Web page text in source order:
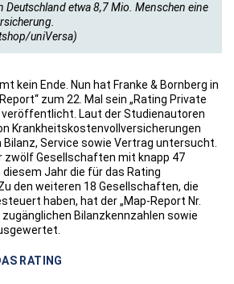
Deutschland etwa 8,7 Mio. Menschen eine
uniVersa)
kein Ende. Nun hat Franke & Bornberg in
zum 22. Mal sein „Rating Private
veröffentlicht. Laut der Studienautoren
Krankheitskostenvollversicherungen
Bilanz, Service sowie Vertrag untersucht.
zwölf Gesellschaften mit knapp 47
Jahr die für das Rating
den weiteren 18 Gesellschaften, die
haben, hat der „Map-Report Nr.
Bilanzkennzahlen sowie
RATING